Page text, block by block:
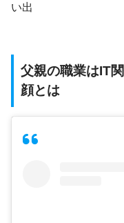
い出
父親の職業はIT
顔とは